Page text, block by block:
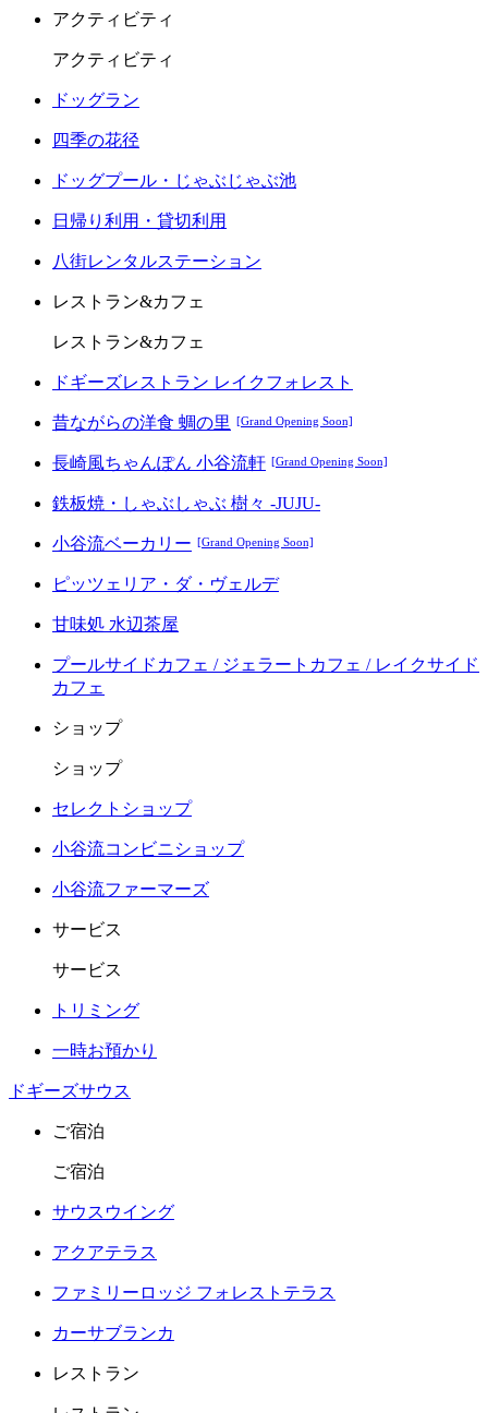
アクティビティ
アクティビティ
ドッグラン
四季の花径
ドッグプール・じゃぶじゃぶ池
日帰り利用・貸切利用
八街レンタルステーション
レストラン&カフェ
レストラン&カフェ
ドギーズレストラン レイクフォレスト
昔ながらの洋食 蜩の里 [Grand Opening Soon]
長崎風ちゃんぽん 小谷流軒 [Grand Opening Soon]
鉄板焼・しゃぶしゃぶ 樹々 -JUJU-
小谷流ベーカリー [Grand Opening Soon]
ピッツェリア・ダ・ヴェルデ
甘味処 水辺茶屋
プールサイドカフェ / ジェラートカフェ / レイクサイド
カフェ
ショップ
ショップ
セレクトショップ
小谷流コンビニショップ
小谷流ファーマーズ
サービス
サービス
トリミング
一時お預かり
ドギーズサウス
ご宿泊
ご宿泊
サウスウイング
アクアテラス
ファミリーロッジ フォレストテラス
カーサブランカ
レストラン